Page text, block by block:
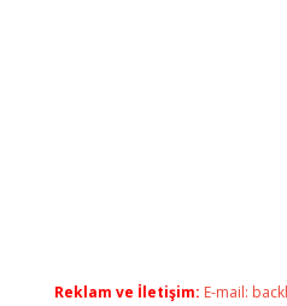
Reklam ve İletişim: E-mail: